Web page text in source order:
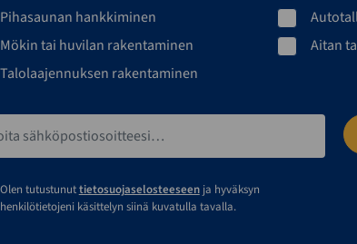
Pihasaunan hankkiminen
Mökin tai huvilan rakentaminen
Aitan
Talolaajennuksen rakentaminen
Olen tutustunuttietosuojaselosteeseenja hyväksyn
henkilötietojeni käsittelyn siinä kuvatulla tavalla.